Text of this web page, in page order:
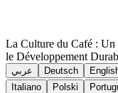
La Culture du Café : Un
le Développement
عربي Deutsch
Italiano
Polski